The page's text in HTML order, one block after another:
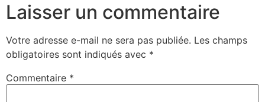
Laisser un commentaire
Votre adresse e-mail ne sera pas publiée. Les champs
obligatoires sont indiqués avec *
Commentaire *